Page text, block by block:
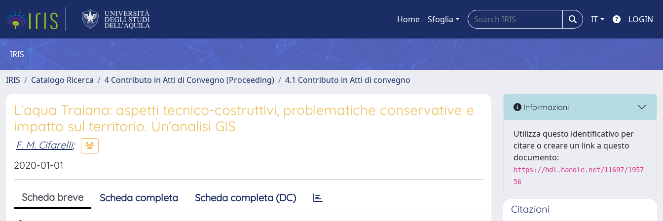
Home Sfoglia IT LOGIN
IRIS
IRIS Catalogo Ricerca 4 Contributo in Atti di Convegno (Proceeding) 4.1 Contributo in Atti di convegno
L’aqua Traiana: aspetti tecnico-costruttivi, problematiche conservative e
impatto sul territorio. Un’analisi GIS
F. M. Cifarelli;
2020-01-01
Scheda breve Scheda completa Scheda completa (DC)
Informazioni
Utilizza questo identificativo per
citare o creare un link a questo
documento:
https://hdl.handle.net/11697/1957
56
Citazioni